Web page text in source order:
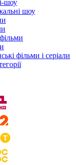
шоу
шоу
фільми і серіали